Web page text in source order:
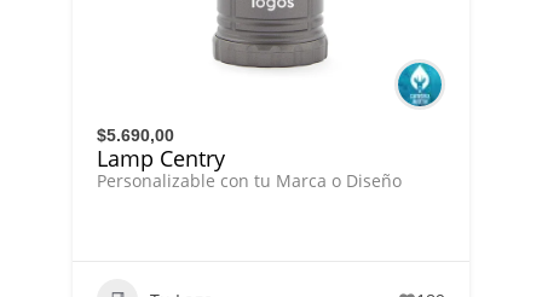
$5.690,00
Lamp Centry
Personalizable con tu Marca o Diseño